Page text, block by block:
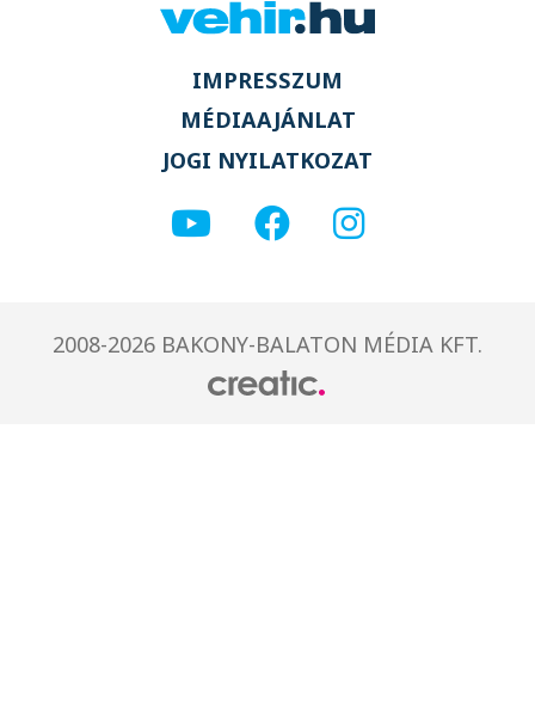
IMPRESSZUM
MÉDIAAJÁNLAT
JOGI NYILATKOZAT
2008-2026 BAKONY-BALATON MÉDIA KFT.